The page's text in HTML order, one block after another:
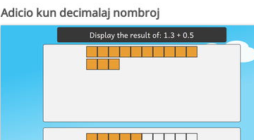
Adicio kun decimalaj nombroj